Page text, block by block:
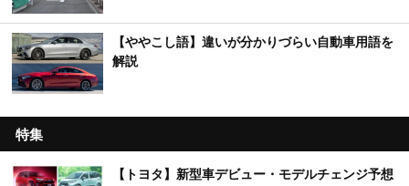
【ややこし語】違いが分かりづらい自動車用語を
解説
特集
【トヨタ】新型車デビュー・モデルチェンジ予想